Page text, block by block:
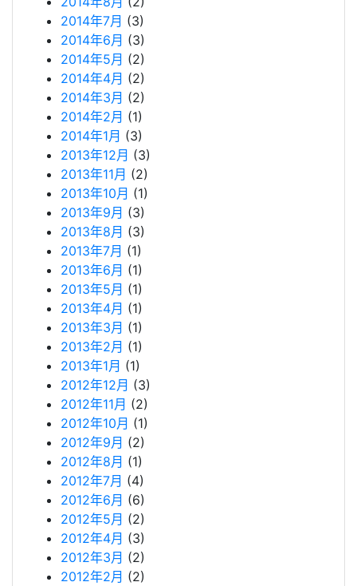
2014年7月 (3)
2014年6月 (3)
2014年5月 (2)
2014年4月 (2)
2014年3月 (2)
2014年2月 (1)
2014年1月 (3)
2013年12月 (3)
2013年11月 (2)
2013年10月 (1)
2013年9月 (3)
2013年8月 (3)
2013年7月 (1)
2013年6月 (1)
2013年5月 (1)
2013年4月 (1)
2013年3月 (1)
2013年2月 (1)
2013年1月 (1)
2012年12月 (3)
2012年11月 (2)
2012年10月 (1)
2012年9月 (2)
2012年8月 (1)
2012年7月 (4)
2012年6月 (6)
2012年5月 (2)
2012年4月 (3)
2012年3月 (2)
2012年2月 (2)